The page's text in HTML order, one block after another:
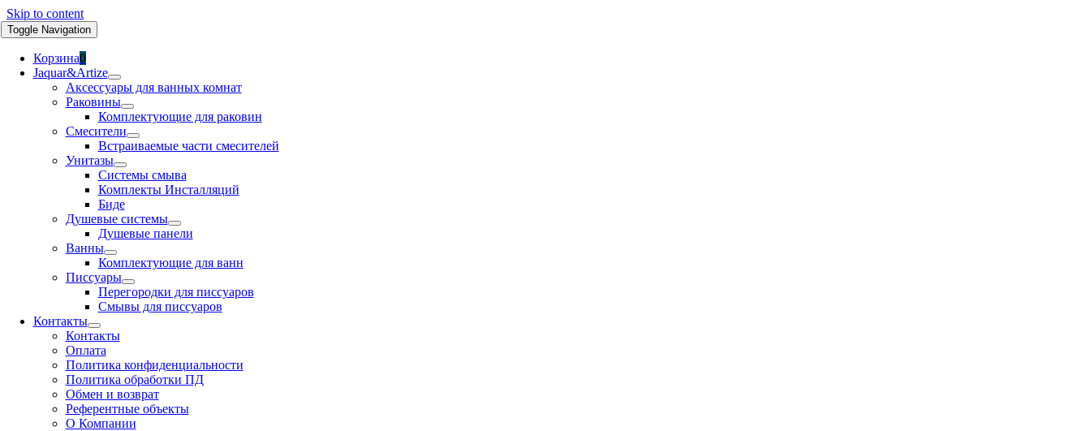
Skip to content
Toggle Navigation
Корзина0
Jaquar&Artize
Аксессуары для ванных комнат
Раковины
Комплектующие для раковин
Смесители
Встраиваемые части смесителей
Унитазы
Системы смыва
Комплекты Инсталляций
Биде
Душевые системы
Душевые панели
Ванны
Комплектующие для ванн
Писсуары
Перегородки для писсуаров
Смывы для писсуаров
Контакты
Контакты
Оплата
Политика конфиденциальности
Политика обработки ПД
Обмен и возврат
Референтные объекты
О Компании